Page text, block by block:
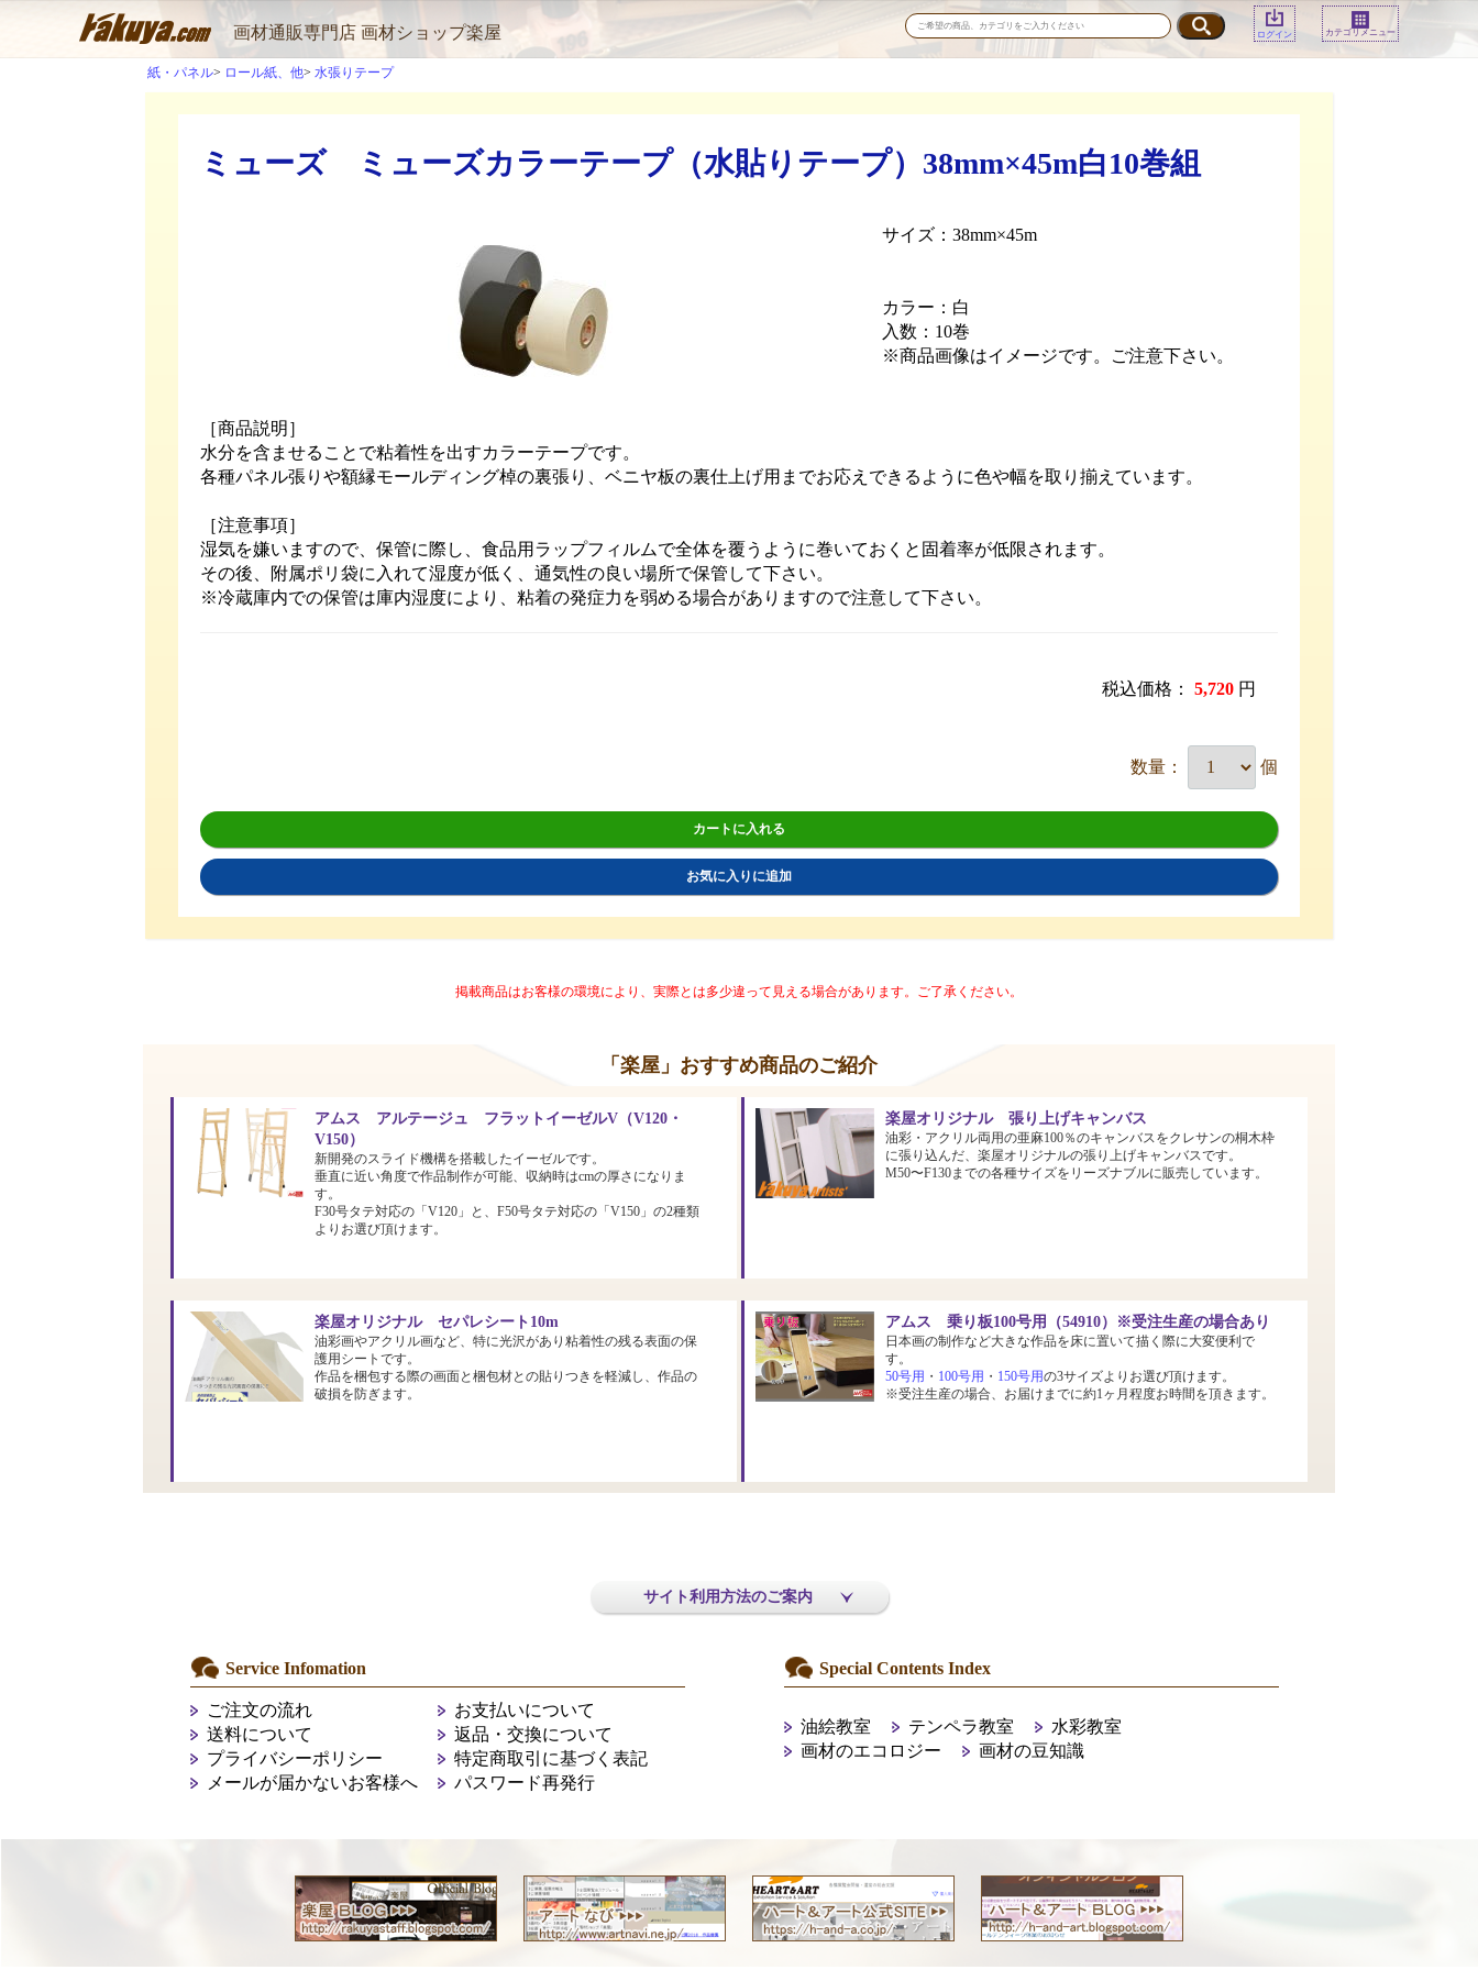
画材通販専門店 画材ショップ楽屋 ログイン カテゴリメニュー
紙・パネル ロール紙、他 水張りテープ
ミューズ ミューズカラーテープ（水貼りテープ）38mm×45m白10巻組
サイズ：38mm×45m
カラー：白
入数：10巻
※商品画像はイメージです。ご注意下さい。
［商品説明］
水分を含ませることで粘着性を出すカラーテープです。
各種パネル張りや額縁モールディング棹の裏張り、ベニヤ板の裏仕上げ用までお応えできるように色や幅を取り揃えています。
［注意事項］
湿気を嫌いますので、保管に際し、食品用ラップフィルムで全体を覆うように巻いておくと固着率が低限されます。
その後、附属ポリ袋に入れて湿度が低く、通気性の良い場所で保管して下さい。
※冷蔵庫内での保管は庫内湿度により、粘着の発症力を弱める場合がありますので注意して下さい。
税込価格： 5,720 円
数量： 個
カートに入れる
お気に入りに追加
掲載商品はお客様の環境により、実際とは多少違って見える場合があります。ご了承ください。
「楽屋」おすすめ商品のご紹介
アムス アルテージュ フラットイーゼルV（V120・
V150）
新開発のスライド機構を搭載したイーゼルです。
垂直に近い角度で作品制作が可能、収納時はcmの厚さになりま
す。
F30号タテ対応の「V120」と、F50号タテ対応の「V150」の2種類
よりお選び頂けます。
楽屋オリジナル 張り上げキャンバス
油彩・アクリル両用の亜麻100％のキャンバスをクレサンの桐木枠
に張り込んだ、楽屋オリジナルの張り上げキャンバスです。
M50〜F130までの各種サイズをリーズナブルに販売しています。
楽屋オリジナル セパレシート10m
油彩画やアクリル画など、特に光沢があり粘着性の残る表面の保
護用シートです。
作品を梱包する際の画面と梱包材との貼りつきを軽減し、作品の
破損を防ぎます。
アムス 乗り板100号用（54910）※受注生産の場合あり
日本画の制作など大きな作品を床に置いて描く際に大変便利で
す。
50号用 ・ 100号用 ・ 150号用の3サイズよりお選び頂けます。
※受注生産の場合、お届けまでに約1ヶ月程度お時間を頂きます。
サイト利用方法のご案内
Service Infomation
ご注文の流れ
お支払いについて
送料について
返品・交換について
プライバシーポリシー
特定商取引に基づく表記
メールが届かないお客様へ
パスワード再発行
Special Contents Index
油絵教室 テンペラ教室
水彩教室
画材のエコロジー
画材の豆知識